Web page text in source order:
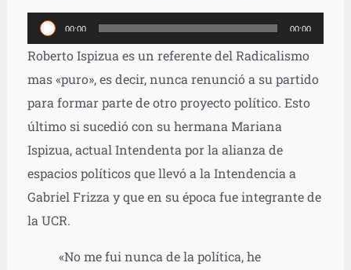
Reproductor
de
00:00 00:00
Roberto Ispizua es un referente del Radicalismo
mas «puro», es decir, nunca renunció a su partido
para formar parte de otro proyecto político. Esto
último si sucedió con su hermana Mariana
Ispizua, actual Intendenta por la alianza de
espacios políticos que llevó a la Intendencia a
Gabriel Frizza y que en su época fue integrante de
la UCR.
«No me fui nunca de la política, he